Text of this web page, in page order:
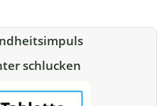
schlucken